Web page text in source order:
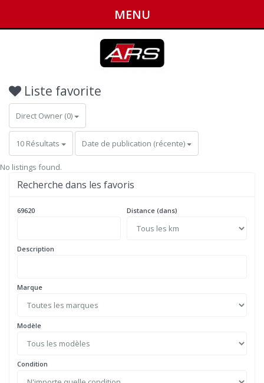
MENU
Liste favorite
Direct Owner (0)
10 Résultats Date de publication (récente)
No listings found.
Recherche dans les favoris
69620 Distance (dans)
Description
Marque
Modèle
Condition